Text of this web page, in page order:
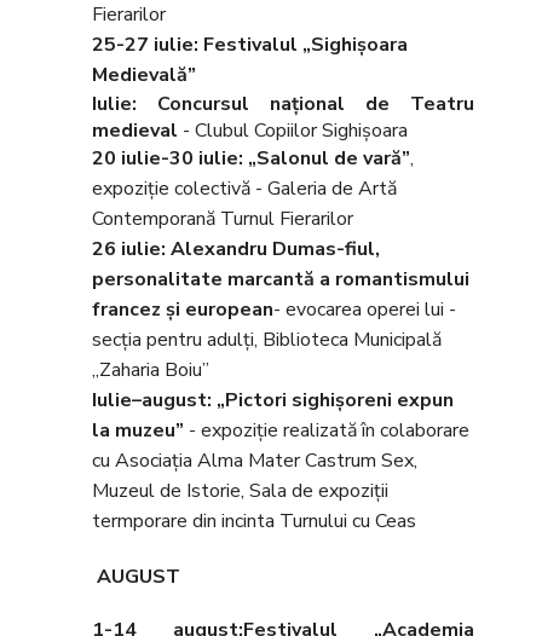
Fierarilor
25-27 iulie: Festivalul „Sighişoara
Medievală”
Iulie: Concursul naţional de Teatru
medieval - Clubul Copiilor Sighişoara
20 iulie-30 iulie: „Salonul de vară”,
expoziţie colectivă - Galeria de Artă
Contemporană Turnul Fierarilor
26 iulie: Alexandru Dumas-fiul,
personalitate marcantă a romantismului
francez și european- evocarea operei lui -
secţia pentru adulți, Biblioteca Municipală
„Zaharia Boiu”
Iulie–august: „Pictori sighişoreni expun
la muzeu” - expoziţie realizată în colaborare
cu Asociația Alma Mater Castrum Sex,
Muzeul de Istorie, Sala de expoziţii
termporare din incinta Turnului cu Ceas
AUGUST
1-14 august:Festivalul „Academia